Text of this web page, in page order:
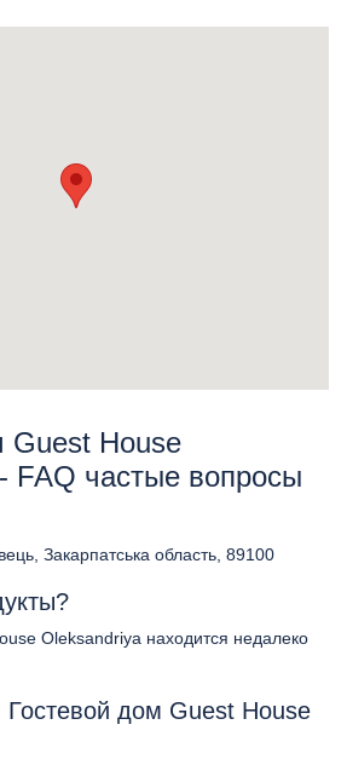
Guest House
FAQ частые вопросы
Закарпатська область, 89100
Oleksandriya находится недалеко
Гостевой дом Guest House